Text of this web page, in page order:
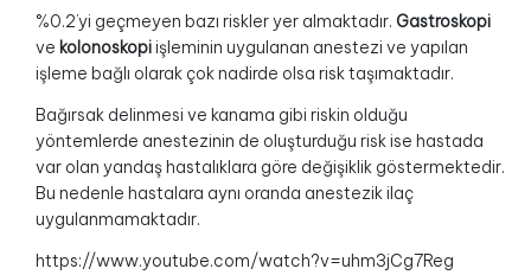
%0.2’yi geçmeyen bazı riskler yer almaktadır. Gastroskopi
ve kolonoskopiişleminin uygulanan anestezi ve yapılan
işleme bağlı olarak çok nadirde olsa risk taşımaktadır.
Bağırsak delinmesi ve kanama gibi riskin olduğu
yöntemlerde anestezinin de oluşturduğu risk ise hastada
var olan yandaş hastalıklara göre değişiklik göstermektedir.
Bu nedenle hastalara aynı oranda anestezik ilaç
uygulanmamaktadır.
https://www.youtube.com/watch?v=uhm3jCg7Reg